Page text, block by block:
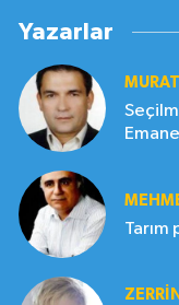
Yazarlar
Tarım